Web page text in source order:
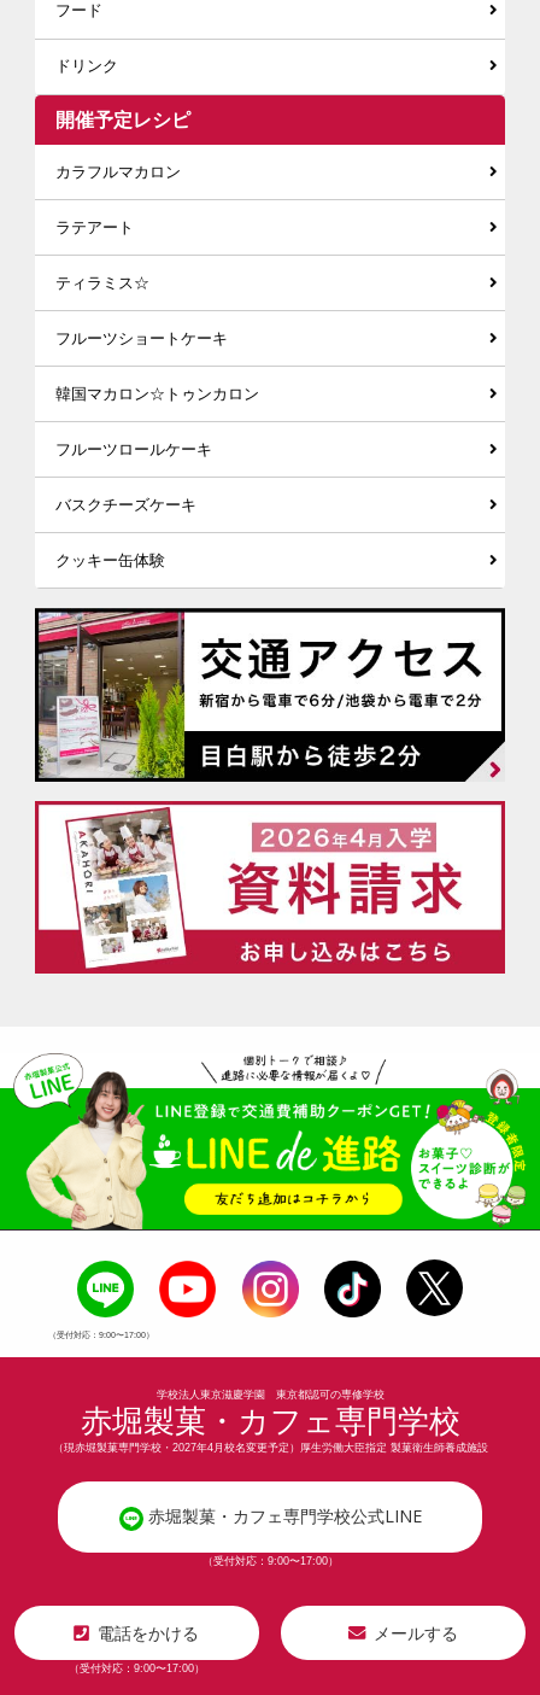
フード
ドリンク
開催予定レシピ
カラフルマカロン
ラテアート
ティラミス☆
フルーツショートケーキ
韓国マカロン☆トゥンカロン
フルーツロールケーキ
バスクチーズケーキ
クッキー缶体験
（受付対応：9:00〜17:00）
学校法人東京滋慶学園 東京都認可の専修学校
赤堀製菓・カフェ専門学校
（現赤堀製菓専門学校・2027年4月校名変更予定）厚生労働大臣指定 製菓衛生師養成施設
赤堀製菓・カフェ専門学校公式LINE
（受付対応：9:00〜17:00）
電話をかける
（受付対応：9:00〜17:00）
メールする